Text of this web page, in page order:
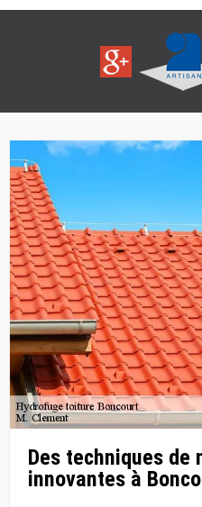
Des techniques
innovantes à